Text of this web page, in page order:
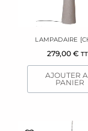
LAMPADAIRE
279,00€
AJOUTER
PANIER